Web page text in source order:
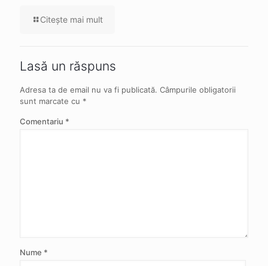
Citeşte mai mult
Lasă un răspuns
Adresa ta de email nu va fi publicată. Câmpurile obligatorii
sunt marcate cu *
Comentariu *
Nume *